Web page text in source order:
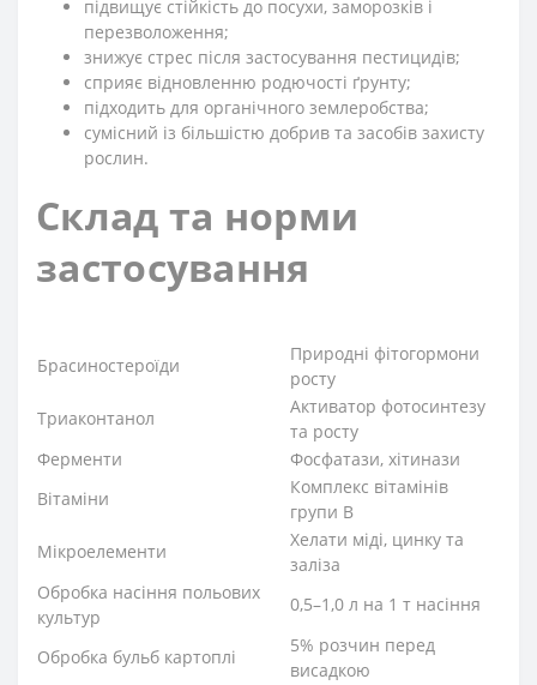
підвищує стійкість до посухи, заморозків і
перезволоження;
знижує стрес після застосування пестицидів;
сприяє відновленню родючості ґрунту;
підходить для органічного землеробства;
сумісний із більшістю добрив та засобів захисту
рослин.
Склад та норми
застосування
Брасиностероїди
Природні фітогормони
росту
Триаконтанол
Активатор фотосинтезу
та росту
Ферменти
Фосфатази, хітинази
Вітаміни
Комплекс вітамінів
групи B
Мікроелементи
Хелати міді, цинку та
заліза
Обробка насіння польових
культур
0,5–1,0 л на 1 т насіння
Обробка бульб картоплі
5% розчин перед
висадкою